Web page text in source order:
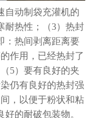
自动制袋充灌机的
耐热性；（3）热封
：热间剥离距离要
作用，已经热封了
5）要有良好的夹
仍有良好的热封强
，以便于粉状和粘
的耐破包装物。